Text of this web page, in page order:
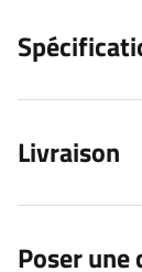
Livraison
Poser une